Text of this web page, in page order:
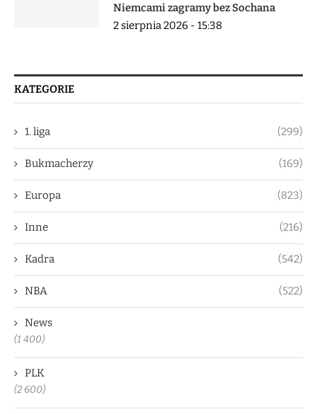
Niemcami zagramy bez Sochana
2 sierpnia 2026 - 15:38
KATEGORIE
1. liga (299)
Bukmacherzy (169)
Europa (823)
Inne (216)
Kadra (542)
NBA (522)
News
(1 400)
PLK
(2 600)